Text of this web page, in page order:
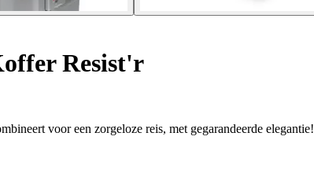
Resist'r
voor een zorgeloze reis, met gegarandeerde elegantie!